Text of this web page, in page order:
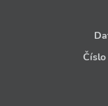
Číslo